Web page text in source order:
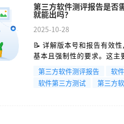
第三方软件测评报告是否
就能出吗？
2025-10-28
📝 详解版本号和报告有效
基本且强制性的要求。这
识了本次测试所针对的软
将测试结果与特定版本的软
第三方软件测评报告 软
软件第三方测试
第三方